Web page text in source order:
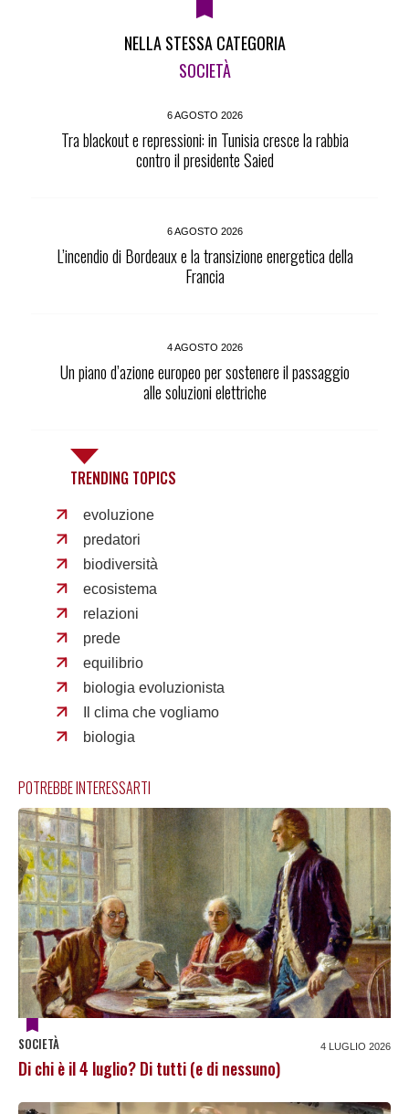
NELLA STESSA CATEGORIA
SOCIETÀ
6 AGOSTO 2026
Tra blackout e repressioni: in Tunisia cresce la rabbia
contro il presidente Saied
6 AGOSTO 2026
L’incendio di Bordeaux e la transizione energetica della
Francia
4 AGOSTO 2026
Un piano d’azione europeo per sostenere il passaggio
alle soluzioni elettriche
TRENDING TOPICS
evoluzione
predatori
biodiversità
ecosistema
relazioni
prede
equilibrio
biologia evoluzionista
Il clima che vogliamo
biologia
POTREBBE INTERESSARTI
SOCIETÀ 4 LUGLIO 2026
Di chi è il 4 luglio? Di tutti (e di nessuno)